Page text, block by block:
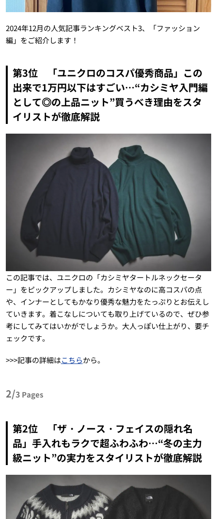
2024年12月の人気記事ランキングベスト3、「ファッション
編」をご紹介します！
第3位 「ユニクロのコスパ優秀商品」この
出来で1万円以下はすごい…“カシミヤ入門編
として◎の上品ニット”買うべき理由をスタ
イリストが徹底解説
この記事では、ユニクロの「カシミヤタートルネックセータ
ー」をピックアップしました。カシミヤなのに高コスパの点
や、インナーとしてもかなり優秀な魅力をたっぷりとお伝えし
ていきます。着こなしについても取り上げているので、ぜひ参
考にしてみてはいかがでしょうか。大人っぽい仕上がり、要チ
ェックです。
>>>記事の詳細はこちらから。
2/3 Pages
第2位 「ザ・ノース・フェイスの隠れ名
品」手入れもラクで超ふわふわ…“冬の主力
級ニット”の実力をスタイリストが徹底解説